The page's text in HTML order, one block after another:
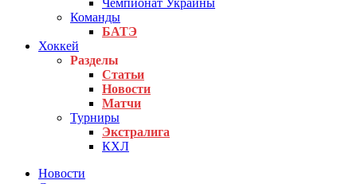
Чемпионат Украины
Команды
БАТЭ
Хоккей
Разделы
Статьи
Новости
Матчи
Турниры
Экстралига
КХЛ
Новости